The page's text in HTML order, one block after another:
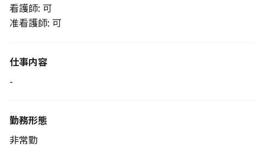
看護師: 可
准看護師: 可
仕事内容
-
勤務形態
非常勤